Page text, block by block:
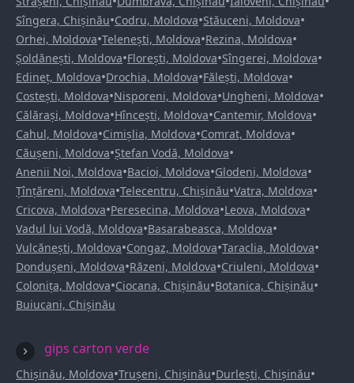
Sîngera, Chișinău•Codru, Moldova•Stăuceni, Moldova•
Orhei, Moldova•Telenești, Moldova•Rezina, Moldova•
Șoldănești, Moldova•Florești, Moldova•Sîngerei, Moldova•
Edineț, Moldova•Drochia, Moldova•Fălești, Moldova•
Costești, Moldova•Nisporeni, Moldova•Ungheni, Moldova•
Călărași, Moldova•Hîncești, Moldova•Cantemir, Moldova•
Cahul, Moldova•Cimișlia, Moldova•Comrat, Moldova•
Căușeni, Moldova•Ștefan Vodă, Moldova•
Anenii Noi, Moldova•Bacioi, Moldova•Glodeni, Moldova•
Țînțăreni, Moldova•Telecentru, Chișinău•Vatra, Moldova•
Cricova, Moldova•Peresecina, Moldova•Leova, Moldova•
Vadul lui Vodă, Moldova•Basarabeasca, Moldova•
Vulcănești, Moldova•Congaz, Moldova•Taraclia, Moldova•
Dondușeni, Moldova•Răzeni, Moldova•Criuleni, Moldova•
Colonița, Moldova•Ciocana, Chișinău•Botanica, Chișinău•
Buiucani, Chișinău
gips carton verde
Chișinău, Moldova•Trușeni, Chișinău•Durlești, Chișinău•